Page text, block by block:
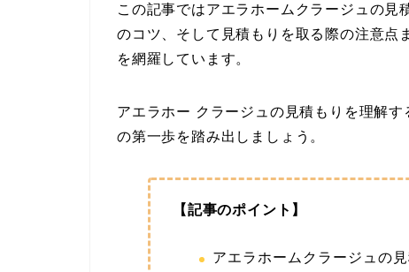
この記事ではアエラホームクラージュの
のコツ、そして見積もりを取る際の注意点
を網羅しています。
アエラホー クラージュの見積もりを理解
の第一歩を踏み出しましょう。
【記事のポイント】
アエラホームクラージュの